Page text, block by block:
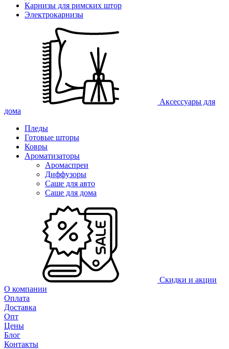
Карнизы для римских штор
Электрокарнизы
Аксессуары для
дома
Пледы
Готовые шторы
Ковры
Ароматизаторы
Аромаспреи
Диффузоры
Саше для авто
Саше для дома
Скидки и акции
О компании
Оплата
Доставка
Опт
Цены
Блог
Контакты